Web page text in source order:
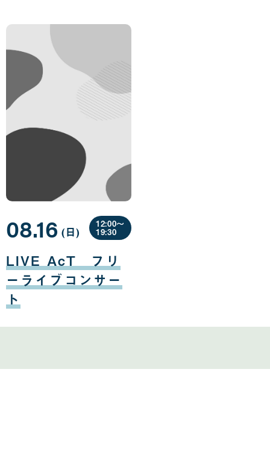
LIVE AcT フリ
ーライブコンサー
ト
08.16
月
16
日
(日曜
日
)
12:00〜
19:30